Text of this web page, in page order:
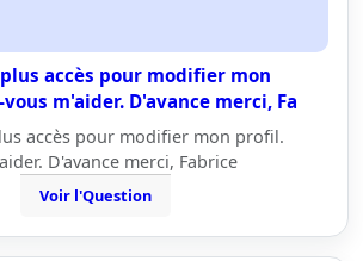
plus accès pour modifier mon
m'aider. D'avance merci, Fa
accès pour modifier mon profil.
D'avance merci, Fabrice
Voir l'Question